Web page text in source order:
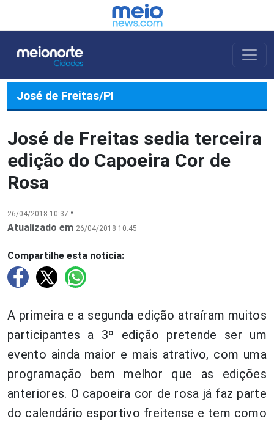
José de Freitas/PI
José de Freitas sedia terceira
edição do Capoeira Cor de
Rosa
26/04/2018 10:37 •
Atualizado em 26/04/2018 10:45
Compartilhe esta notícia:
A primeira e a segunda edição atraíram muitos
participantes a 3º edição pretende ser um
evento ainda maior e mais atrativo, com uma
programação bem melhor que as edições
anteriores. O capoeira cor de rosa já faz parte
do calendário esportivo freitense e tem como